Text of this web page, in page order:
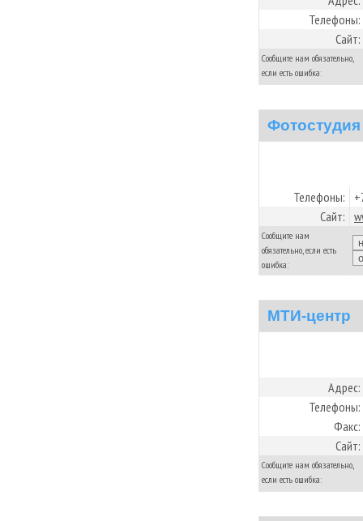
Телефоны:
Сайт:
Сообщите нам обязательно,
если есть ошибка:
Телефоны:
Сайт:
Сообщите нам
обязательно, если есть
ошибка:
МТИ-центр
Адрес:
Телефоны:
Факс:
Сайт:
Сообщите нам обязательно,
если есть ошибка: